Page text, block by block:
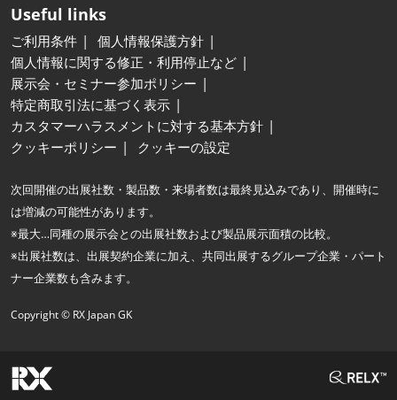
Useful links
ご利用条件
個人情報保護方針
個人情報に関する修正・利用停止など
展示会・セミナー参加ポリシー
特定商取引法に基づく表示
カスタマーハラスメントに対する基本方針
クッキーポリシー
クッキーの設定
次回開催の出展社数・製品数・来場者数は最終見込みであり、開催時に
は増減の可能性があります。
※最大…同種の展示会との出展社数および製品展示面積の比較。
※出展社数は、出展契約企業に加え、共同出展するグループ企業・パート
ナー企業数も含みます。
Copyright © RX Japan GK